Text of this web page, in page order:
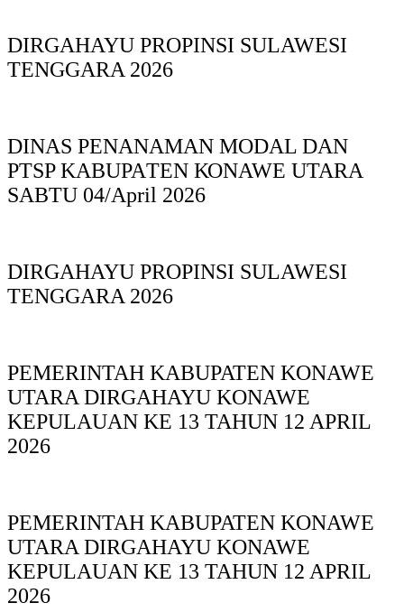
DIRGAHAYU PROPINSI SULAWESI
TENGGARA 2026
DINAS PΕΝΑΝΑΜAN MODAL DAN
PTSP KABUPAΤΕΝ ΚΟNAWE UTARA
SABTU 04/April 2026
DIRGAHAYU PROPINSI SULAWESI
TENGGARA 2026
PEMERINTAH KABUPATEN KONAWE
UTARA DIRGAHAYU KONAWE
KEPULAUAN KE 13 TAHUN 12 APRIL
2026
PEMERINTAH KABUPATEN KONAWE
UTARA DIRGAHAYU KONAWE
KEPULAUAN KE 13 TAHUN 12 APRIL
2026